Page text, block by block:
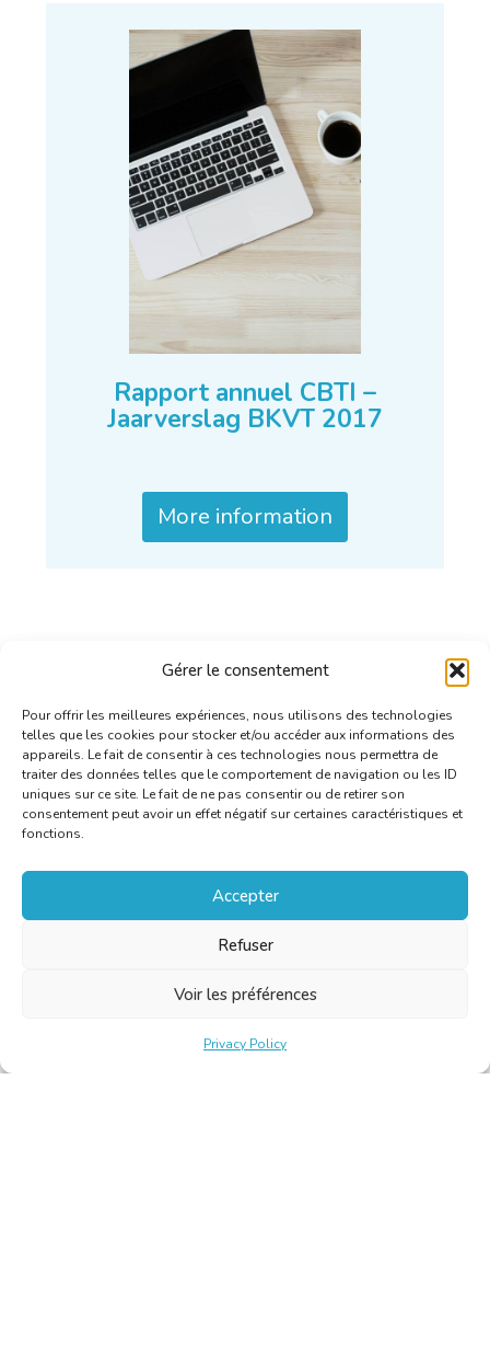
Gérer le consentement
Pour offrir les meilleures expériences, nous utilisons des technologies
telles que les cookies pour stocker et/ou accéder aux informations des
appareils. Le fait de consentir à ces technologies nous permettra de
traiter des données telles que le comportement de navigation ou les ID
uniques sur ce site. Le fait de ne pas consentir ou de retirer son
consentement peut avoir un effet négatif sur certaines caractéristiques et
fonctions.
Accepter
Refuser
Voir les préférences
Privacy Policy
Rapport annuel CBTI –
Jaarverslag BKVT 2017
More information